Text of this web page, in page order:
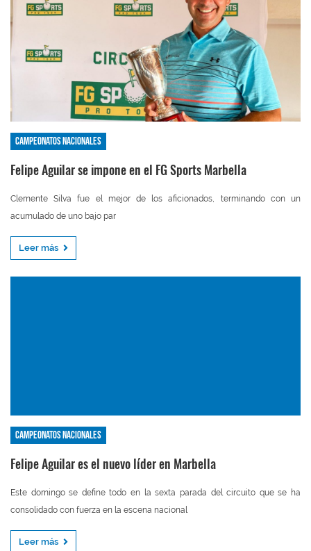
Campeonatos nacionales
Felipe Aguilar se impone en el FG Sports Marbella
Clemente Silva fue el mejor de los aficionados, terminando con un
acumulado de uno bajo par
Leer más
Campeonatos nacionales
Felipe Aguilar es el nuevo líder en Marbella
Este domingo se define todo en la sexta parada del circuito que se ha
consolidado con fuerza en la escena nacional
Leer más